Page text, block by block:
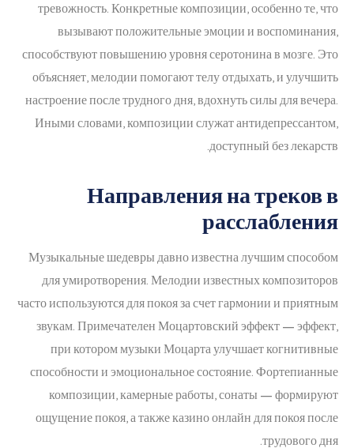
тревожность. Конкретные композиции, особенно те, что
вызывают положительные эмоции и воспоминания,
способствуют повышению уровня серотонина в мозге. Это
объясняет, мелодии помогают телу отдыхать, и улучшить
настроение после трудного дня, вдохнуть силы для вечера.
Иными словами, композиции служат антидепрессантом,
доступный без лекарств.
Направления на треков в
расслабления
Музыкальные шедевры давно известна лучшим способом
для умиротворения. Мелодии известных композиторов
часто используются для покоя за счет гармонии и приятным
звукам. Примечателен Моцартовский эффект — эффект,
при котором музыки Моцарта улучшает когнитивные
способности и эмоциональное состояние. Фортепианные
композиции, камерные работы, сонаты — формируют
ощущение покоя, а также казино онлайн для покоя после
трудового дня.